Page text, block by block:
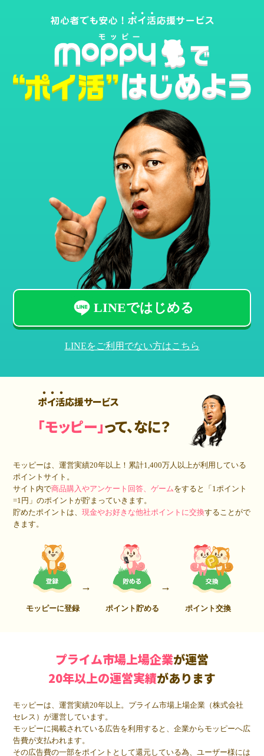
LINEではじめる
LINEをご利用でない方はこちら
ポイ活応援サービス
「モッピー」って、なに？
モッピーは、運営実績20年以上！累計1,400万人 以上が利用している
ポイントサイト。
サイト内で商品購入やアンケート回答、ゲームをすると「1ポイント
=1円」のポイントが貯まっていきます。
貯めたポイントは、現金やお好きな他社ポイントに交換することがで
きます。
モッピーに登録 ポイント貯める ポイント交換
プライム市場上場企業が運営
20年以上の運営実績があります
モッピーは、運営実績20年以上。プライム市場上場企業（株式会社
セレス）が運営しています。
モッピーに掲載されている広告を利用すると、企業からモッピーへ広
告費が支払われます。
その広告費の一部をポイントとして還元している為、ユーザー様には